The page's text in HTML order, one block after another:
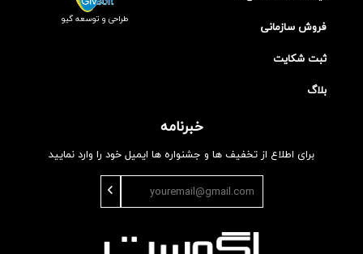
فروش سازمانی
ثبت شکایت
بلاگ
طراحی و توسعه گیو
خبرنامه
برای اطلاع از تخفیف ها و جشنواره ها ایمیل خود را وارد نمایید